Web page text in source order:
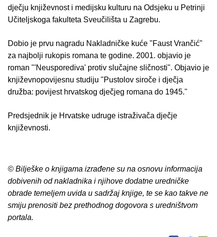
dječju književnost i medijsku kulturu na Odsjeku u Petrinji
Učiteljskoga fakulteta Sveučilišta u Zagrebu.
Dobio je prvu nagradu Nakladničke kuće "Faust Vrančić"
za najbolji rukopis romana te godine. 2001. objavio je
roman "'Neusporediva' protiv slučajne sličnosti". Objavio je
književnopovijesnu studiju "Pustolov siroče i dječja
družba: povijest hrvatskog dječjeg romana do 1945."
Predsjednik je Hrvatske udruge istraživača dječje
književnosti.
© Bilješke o knjigama izrađene su na osnovu informacija
dobivenih od nakladnika i njihove dodatne uredničke
obrade temeljem uvida u sadržaj knjige, te se kao takve ne
smiju prenositi bez prethodnog dogovora s uredništvom
portala.